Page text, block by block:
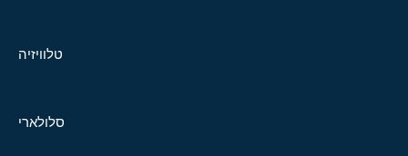
טלוויזיה
סלולארי